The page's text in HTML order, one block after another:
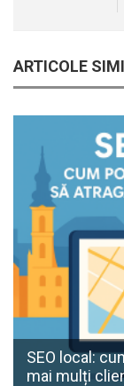
ARTICOLE
SEO local:
mai mulți